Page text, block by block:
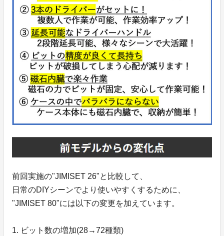
前回実施の"JIMISET 26"と比較して、
日常のDIYシーンでより使いやすくするために、
"JIMISET 80"には以下の変更を加えています。
1. ビット数の増加(28→72種類)